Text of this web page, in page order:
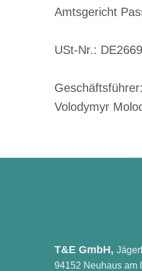
Amtsgericht
USt-Nr.:
Geschäftsführer:
Volodymyr
T&E GmbH,
94152 Neuhaus am